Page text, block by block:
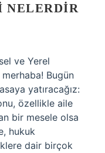
NELERDIR
ve Yerel
Bugün
yatıracağız:
özellikle aile
bir mesele olsa
hukuk
dair birçok